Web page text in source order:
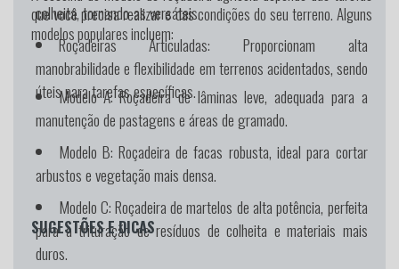
colheita, tornando-as versáteis.
Roçadeiras Articuladas: Proporcionam alta
manobrabilidade e flexibilidade em terrenos acidentados, sendo
úteis para tarefas específicas.
que você precisa realizar e das condições do seu terreno. Alguns
modelos populares incluem:
Modelo A:Roçadeira de lâminas leve, adequada para a
manutenção de pastagens e áreas de gramado.
Modelo B: Roçadeira de facas robusta, ideal para cortar
arbustos e vegetação mais densa.
Modelo C:Roçadeira de martelos de alta potência, perfeita
para a trituração de resíduos de colheita e materiais mais
duros.
SUGESTÕES E DICAS